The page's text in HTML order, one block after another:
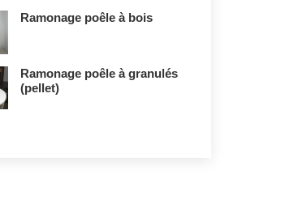
Ramonage poêle à bois
Ramonage poêle à granulés
(pellet)